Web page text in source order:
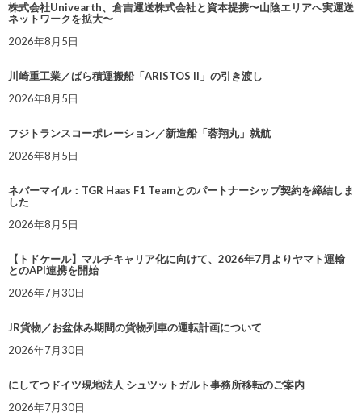
株式会社Univearth、倉吉運送株式会社と資本提携〜山陰エリアへ実運送
ネットワークを拡大〜
2026年8月5日
川崎重工業／ばら積運搬船「ARISTOS II」の引き渡し
2026年8月5日
フジトランスコーポレーション／新造船「蓉翔丸」就航
2026年8月5日
ネバーマイル：TGR Haas F1 Teamとのパートナーシップ契約を締結しま
した
2026年8月5日
【トドケール】マルチキャリア化に向けて、2026年7月よりヤマト運輸
とのAPI連携を開始
2026年7月30日
JR貨物／お盆休み期間の貨物列車の運転計画について
2026年7月30日
にしてつドイツ現地法人 シュツットガルト事務所移転のご案内
2026年7月30日